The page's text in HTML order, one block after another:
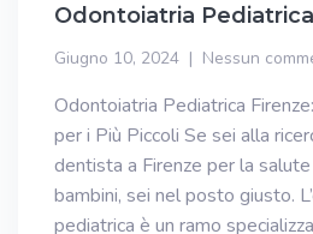
Odontoiatria
Giugno 10, 2024 Nessun
Odontoiatria Pediatrica
per i Più Piccoli Se sei alla
dentista a Firenze per la
bambini, sei nel posto giusto.
pediatrica è un ramo